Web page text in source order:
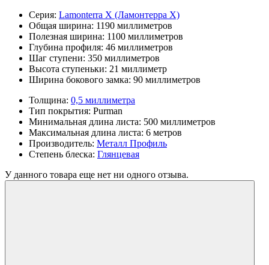
Серия: Lamonterra X (Ламонтерра Х)
Общая ширина: 1190 миллиметров
Полезная ширина: 1100 миллиметров
Глубина профиля: 46 миллиметров
Шаг ступени: 350 миллиметров
Высота ступеньки: 21 миллиметр
Ширина бокового замка: 90 миллиметров
Толщина: 0,5 миллиметра
Тип покрытия: Purman
Минимальная длина листа: 500 миллиметров
Максимальная длина листа: 6 метров
Производитель: Металл Профиль
Степень блеска: Глянцевая
У данного товара еще нет ни одного отзыва.